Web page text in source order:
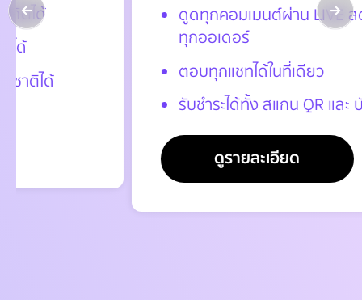
ดูดทุกคอมเมนต์ผ่าน LIVE สด เก็บหมด
ตอบทุกแชทได้ในที่เดียว
รับชำระได้ทั้ง สแกน QR และ บัตรเครดิต
ดูรายละเอียด